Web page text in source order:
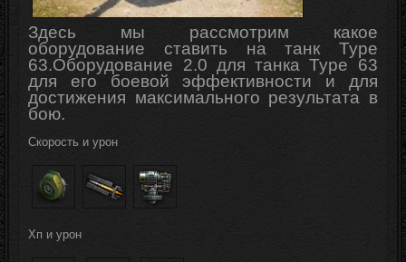
Здесь мы рассмотрим какое
оборудование ставить на танк Type
63.Оборудование 2.0 для танка Type 63
для его боевойэффективности и для
достижения максимального результата в
бою.
Скорость и урон
Хп и урон